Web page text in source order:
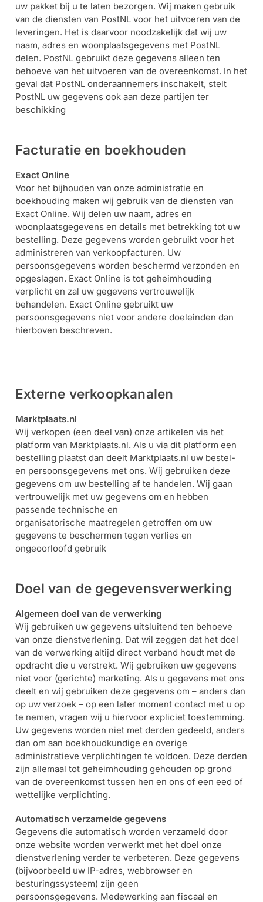
uw pakket bij u te laten bezorgen. Wij maken gebruik
van de diensten van PostNL voor het uitvoeren van de
leveringen. Het is daarvoor noodzakelijk dat wij uw
naam, adres en woonplaatsgegevens met PostNL
delen. PostNL gebruikt deze gegevens alleen ten
behoeve van het uitvoeren van de overeenkomst. In het
geval dat PostNL onderaannemers inschakelt, stelt
PostNL uw gegevens ook aan deze partijen ter
beschikking
Facturatie en boekhouden
Exact Online
Voor het bijhouden van onze administratie en
boekhouding maken wij gebruik van de diensten van
Exact Online. Wij delen uw naam, adres en
woonplaatsgegevens en details met betrekking tot uw
bestelling. Deze gegevens worden gebruikt voor het
administreren van verkoopfacturen. Uw
persoonsgegevens worden beschermd verzonden en
opgeslagen. Exact Online is tot geheimhouding
verplicht en zal uw gegevens vertrouwelijk
behandelen. Exact Online gebruikt uw
persoonsgegevens niet voor andere doeleinden dan
hierboven beschreven.
Externe verkoopkanalen
Marktplaats.nl
Wij verkopen (een deel van) onze artikelen via het
platform van Marktplaats.nl. Als u via dit platform een
bestelling plaatst dan deelt Marktplaats.nl uw bestel-
en persoonsgegevens met ons. Wij gebruiken deze
gegevens om uw bestelling af te handelen. Wij gaan
vertrouwelijk met uw gegevens om en hebben
passende technische en
organisatorische maatregelen getroffen om uw
gegevens te beschermen tegen verlies en
ongeoorloofd gebruik
Doel van de gegevensverwerking
Algemeen doel van de verwerking
Wij gebruiken uw gegevens uitsluitend ten behoeve
van onze dienstverlening. Dat wil zeggen dat het doel
van de verwerking altijd direct verband houdt met de
opdracht die u verstrekt. Wij gebruiken uw gegevens
niet voor (gerichte) marketing. Als u gegevens met ons
deelt en wij gebruiken deze gegevens om – anders dan
op uw verzoek – op een later moment contact met u op
te nemen, vragen wij u hiervoor expliciet toestemming.
Uw gegevens worden niet met derden gedeeld, anders
dan om aan boekhoudkundige en overige
administratieve verplichtingen te voldoen. Deze derden
zijn allemaal tot geheimhouding gehouden op grond
van de overeenkomst tussen hen en ons of een eed of
wettelijke verplichting.
Automatisch verzamelde gegevens
Gegevens die automatisch worden verzameld door
onze website worden verwerkt met het doel onze
dienstverlening verder te verbeteren. Deze gegevens
(bijvoorbeeld uw IP-adres, webbrowser en
besturingssysteem) zijn geen
persoonsgegevens. Medewerking aan fiscaal en